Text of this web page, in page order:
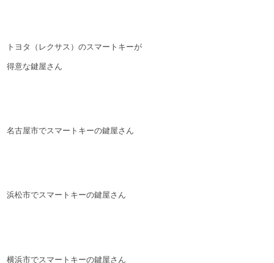
トヨタ（レクサス）のスマートキーが
得意な鍵屋さん
名古屋市でスマートキーの鍵屋さん
浜松市でスマートキーの鍵屋さん
横浜市でスマートキーの鍵屋さん